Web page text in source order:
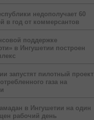
недополучает 60
в год от коммерсантов
поддержке
в Ингушетии построен
запустят пилотный проект
газа на
в Ингушетии на один
рабочий день